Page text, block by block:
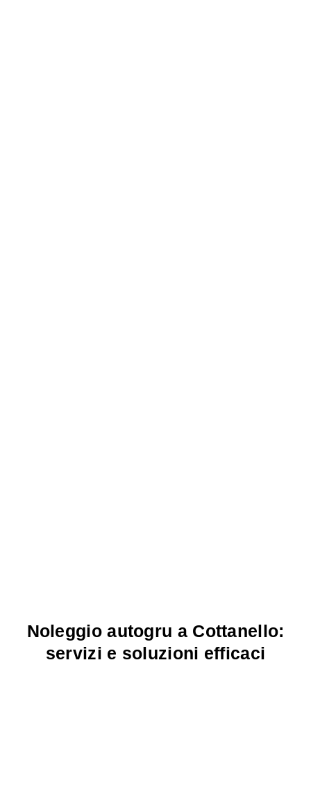
Noleggio autogru a Cottanello:
servizi e soluzioni efficaci